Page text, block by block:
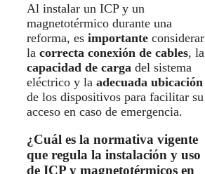
Al instalar un ICP y un
magnetotérmico durante una
reforma, es importante considerar
la correcta conexión de cables, la
capacidad de carga del sistema
eléctrico y la adecuada ubicación
de los dispositivos para facilitar su
acceso en caso de emergencia.
¿Cuál es la normativa vigente
que regula la instalación y uso
de ICP y magnetotérmicos en